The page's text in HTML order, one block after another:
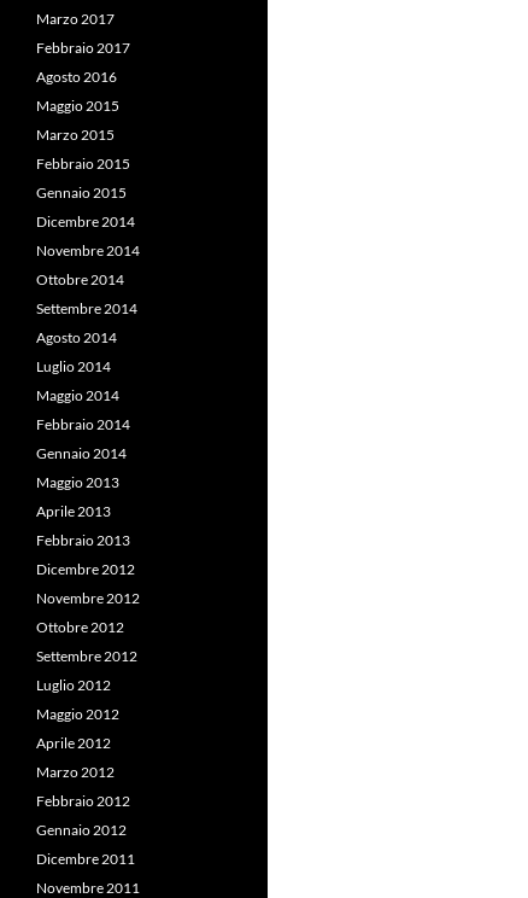
Marzo 2017
Febbraio 2017
Agosto 2016
Maggio 2015
Marzo 2015
Febbraio 2015
Gennaio 2015
Dicembre 2014
Novembre 2014
Ottobre 2014
Settembre 2014
Agosto 2014
Luglio 2014
Maggio 2014
Febbraio 2014
Gennaio 2014
Maggio 2013
Aprile 2013
Febbraio 2013
Dicembre 2012
Novembre 2012
Ottobre 2012
Settembre 2012
Luglio 2012
Maggio 2012
Aprile 2012
Marzo 2012
Febbraio 2012
Gennaio 2012
Dicembre 2011
Novembre 2011